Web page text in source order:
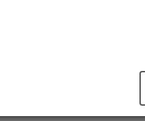
wer­den